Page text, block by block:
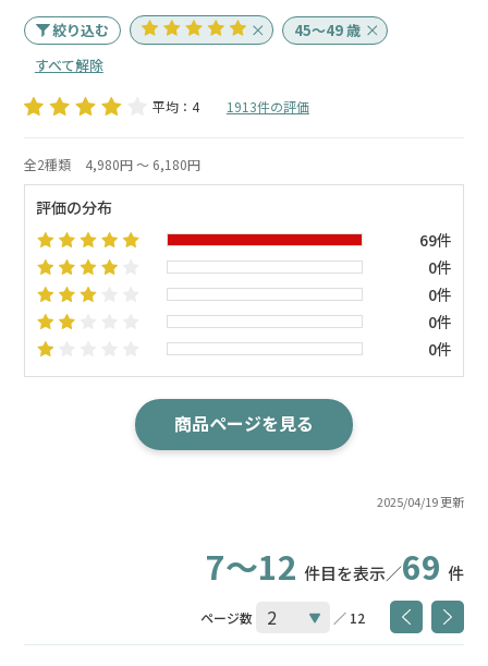
絞り込む
45～49 歳
すべて解除
平均：4 1913件の評価
2025/04/19 更新
全2種類 4,980円 ～ 6,180円
評価の分布
69件
0件
0件
0件
0件
商品ページを見る
7～12 件目を表示／69 件
ページ数 ／ 12